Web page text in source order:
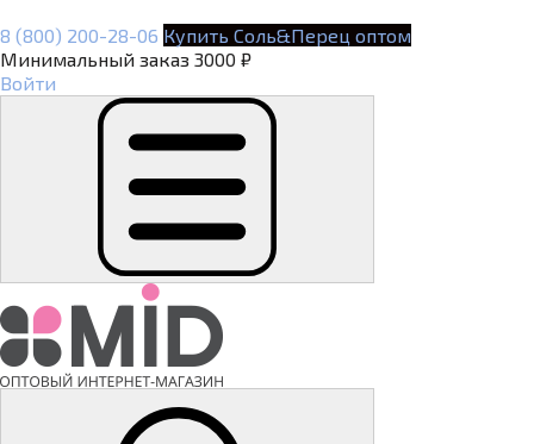
8 (800) 200-28-06 Купить Соль&Перец оптом
Минимальный заказ 3000 ₽
Войти